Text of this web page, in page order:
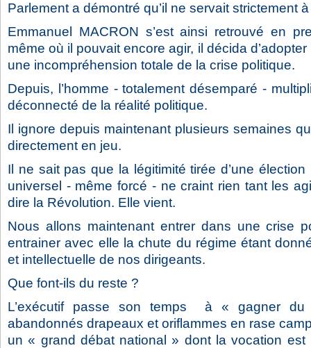
Parlement a démontré qu’il ne servait strictement
Emmanuel MACRON s’est ainsi retrouvé en
même où il pouvait encore agir, il décida
une incompréhension totale de la crise politique.
Depuis, l’homme - totalement désemparé -
déconnecté de la réalité politique.
Il ignore depuis maintenant plusieurs semaines
directement en jeu.
Il ne sait pas que la légitimité tirée d’une
universel - même forcé - ne craint rien tant les
dire la Révolution. Elle vient.
Nous allons maintenant entrer dans une crise
entrainer avec elle la chute du régime étant
et intellectuelle de nos dirigeants.
Que font-ils du reste ?
L’exécutif passe son temps à « gagner
abandonnés drapeaux et oriflammes en rase
un « grand débat national » dont la vocation est